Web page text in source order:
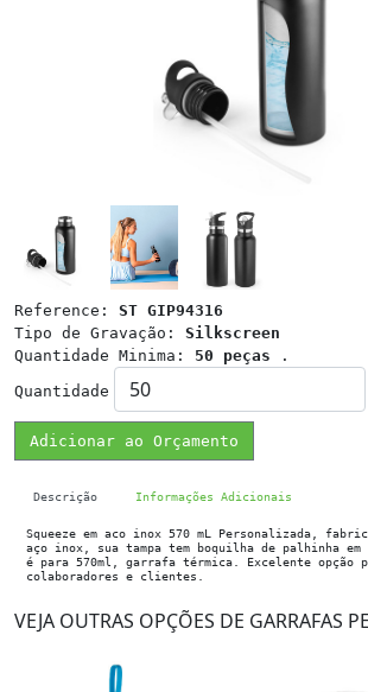
Reference: ST GIP94316
Tipo de Gravação: Silkscreen
Quantidade Minima: 50 peças .
Quantidade
Adicionar ao Orçamento
Descrição Informações Adicionais
Squeeze em aco inox 570 mL Personalizada,
aço inox, sua tampa tem boquilha de palhinha em
é para 570ml, garrafa térmica. Excelente opção
colaboradores e clientes.
VEJA OUTRAS OPÇÕES DE GARRAFAS